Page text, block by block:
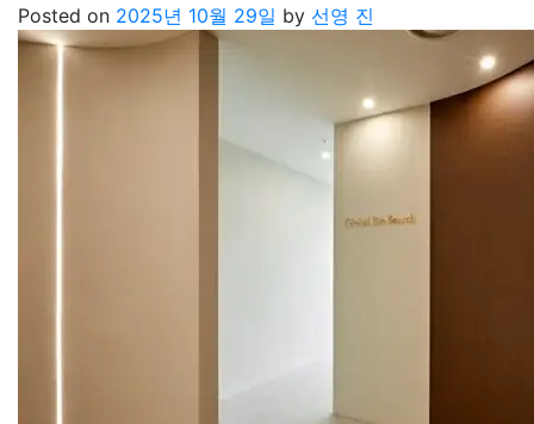
Posted on 2025년 10월 29일 by 선영 진